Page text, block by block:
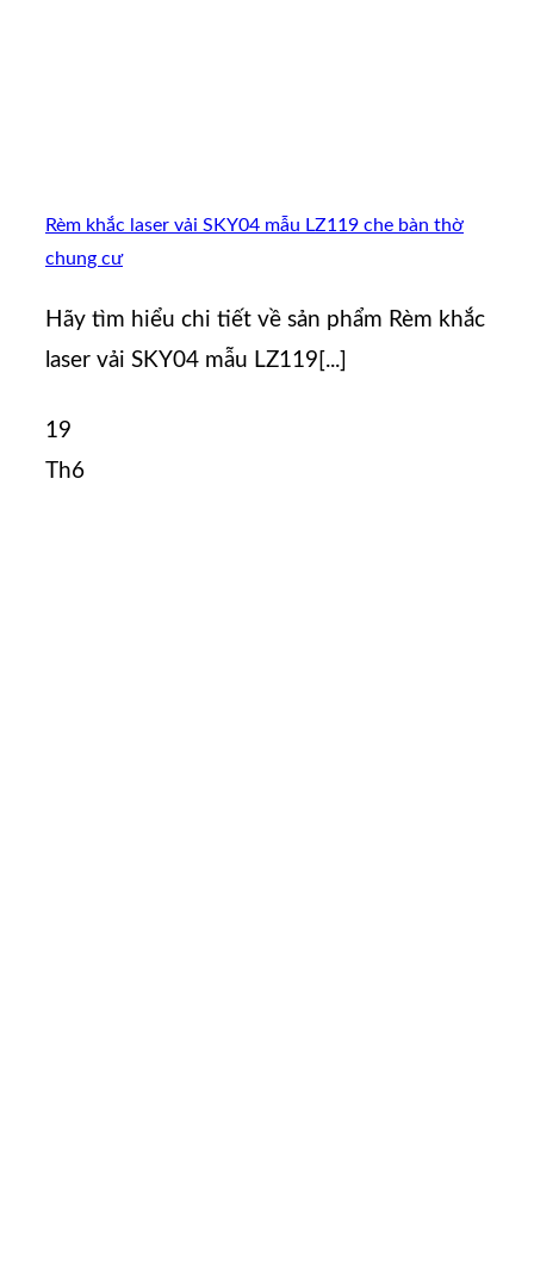
Rèm khắc laser vải SKY04 mẫu LZ119 che bàn thờ
chung cư
Hãy tìm hiểu chi tiết về sản phẩm Rèm khắc
laser vải SKY04 mẫu LZ119[...]
19
Th6